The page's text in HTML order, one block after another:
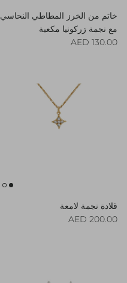
خاتم من الخرز المطاطي النحاسي
مع نجمة زركونيا مكعبة
Regular price
130.00 AED
قلادة نجمة لامعة
Regular price
200.00 AED